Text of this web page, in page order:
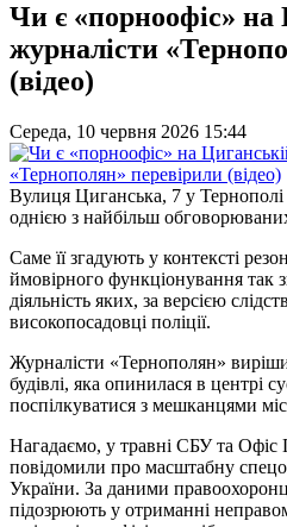
Чи є «порноофіс» на
журналісти
(відео)
Середа, 10 червня 2026 15:44
Вулиця Циганська, 7 у
однією з найбільш
Саме її згадують у контексті
ймовірного функціонування так
діяльність яких, за версією
високопосадовці поліції.
Журналісти «Тернополян»
будівлі, яка опинилася в центрі
поспілкуватися з мешканцями
Нагадаємо, у травні СБУ та Офіс
повідомили про масштабну
України. За даними
підозрюють у отриманні